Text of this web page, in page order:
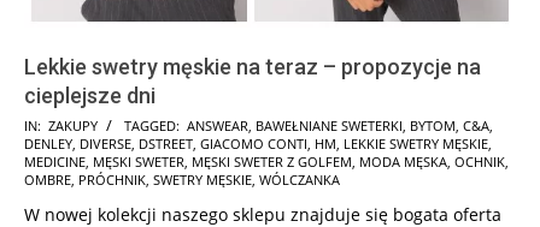
Lekkie swetry męskie na teraz – propozycje na
cieplejsze dni
2025-
01-
15
IN: ZAKUPY TAGGED: ANSWEAR, BAWEŁNIANE SWETERKI, BYTOM, C&A,
DENLEY, DIVERSE, DSTREET, GIACOMO CONTI, HM, LEKKIE SWETRY MĘSKIE,
MEDICINE, MĘSKI SWETER, MĘSKI SWETER Z GOLFEM, MODA MĘSKA, OCHNIK,
OMBRE, PRÓCHNIK, SWETRY MĘSKIE, WÓLCZANKA
W nowej kolekcji naszego sklepu znajduje się bogata oferta